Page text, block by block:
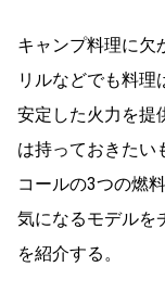
キャンプ料理に欠
リルなどでも料理
安定した火力を提
は持っておきたい
コールの3つの燃
気になるモデルを
を紹介する。